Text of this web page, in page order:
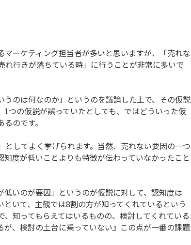
ーケティング担当者が多いと思いますが、「売れな
行きが落ちている時」に行うことが非常に多いで
のは何なのか」というのを議論した上で、その仮説
つの仮説が誤っていたとしても、ではどういった仮
のです。
してよく挙げられます。当然、売れない要因の一つ
度が低いことよりも特徴が伝わっていなかったこと
いのが要因」というのが仮説に対して、認知度は
いて、主観では8割の方が知ってくれているという
知ってもらえてはいるものの、検討してくれている
、検討の土台に乗っていない』この点が一番の課題